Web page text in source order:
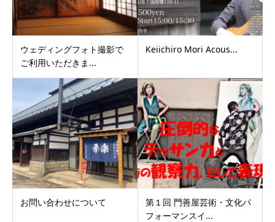
ウェディングフォト撮影で
ご利用いただきま...
Keiichiro Mori Acous...
お問い合わせについて
第１回 門善屋芸術・文化パ
フォーマンスイ...